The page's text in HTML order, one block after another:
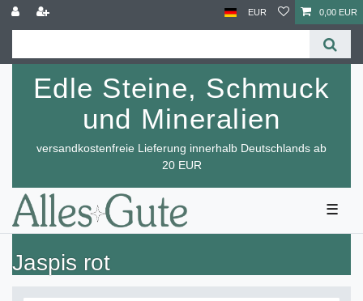
EUR 0,00 EUR
Edle Steine, Schmuck
und Mineralien
versandkostenfreie Lieferung innerhalb Deutschlands ab
20 EUR
☰
Jaspis rot